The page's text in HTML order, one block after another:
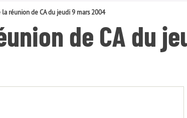
réunion de CA du jeudi 9 mars 2004
de CA du